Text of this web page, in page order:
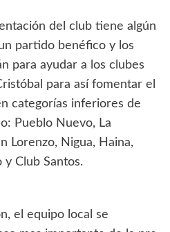
del club tiene algún
partido benéfico y los
para ayudar a los clubes
para así fomentar el
categorías inferiores de
Pueblo Nuevo, La
Lorenzo, Nigua, Haina,
y Club Santos.
el equipo local se